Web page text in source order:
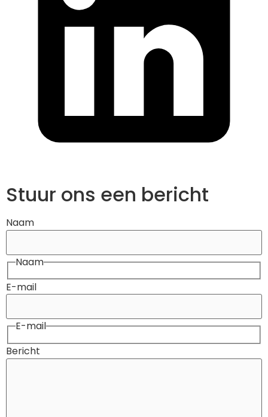
Stuur ons een bericht
Naam
Naam
E-mail
E-mail
Bericht